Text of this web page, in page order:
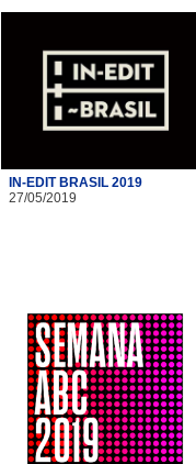
IN-EDIT BRASIL 2019
27/05/2019